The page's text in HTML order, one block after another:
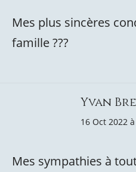
Mes plus sincères
famille ???
Yvan
16 Oct 2022
Mes sympathies à